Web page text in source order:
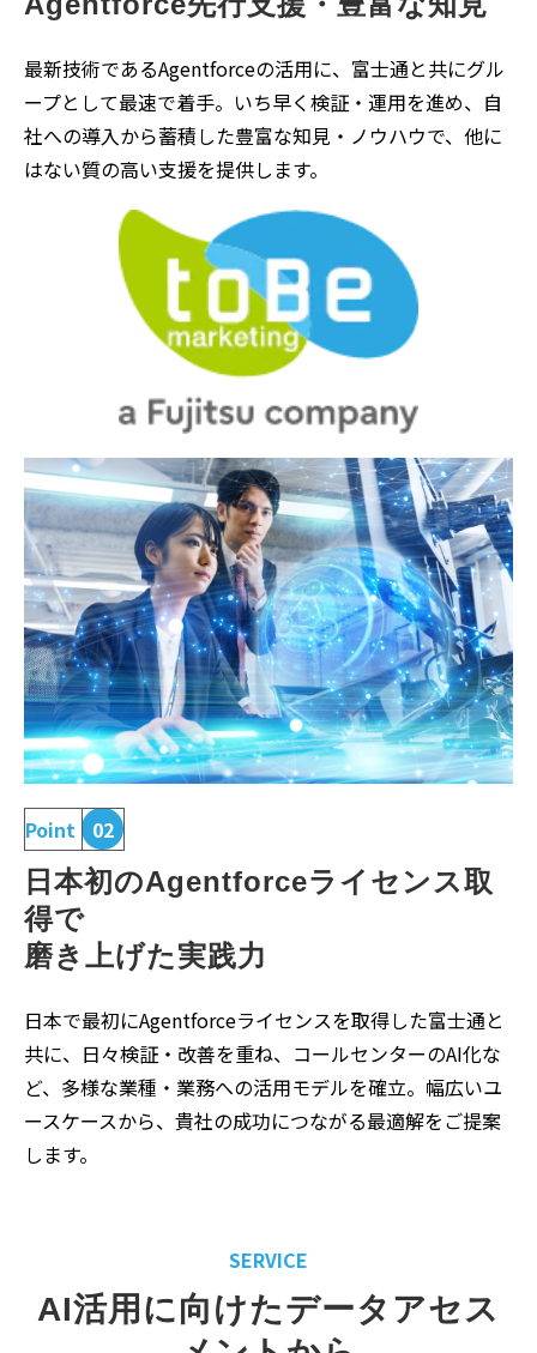
最新技術であるAgentforceの活用に、富士通と共にグル
ープとして最速で着手。いち早く検証・運用を進め、自
社への導入から蓄積した豊富な知見・ノウハウで、他に
はない質の高い支援を提供します。
Point 02
日本初のAgentforceライセンス取
得で
磨き上げた実践力
日本で最初にAgentforceライセンスを取得した富士通と
共に、日々検証・改善を重ね、コールセンターのAI化な
ど、多様な業種・業務への活用モデルを確立。幅広いユ
ースケースから、貴社の成功につながる最適解をご提案
します。
SERVICE
AI活用に向けたデータアセス